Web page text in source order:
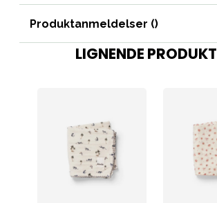
Produktanmeldelser ()
LIGNENDE